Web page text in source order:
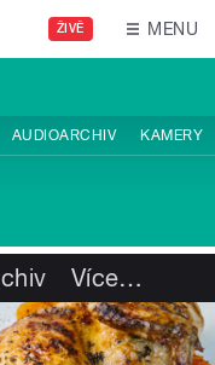
ŽIVĚ MENU
AUDIOARCHIV KAMERY
Více…